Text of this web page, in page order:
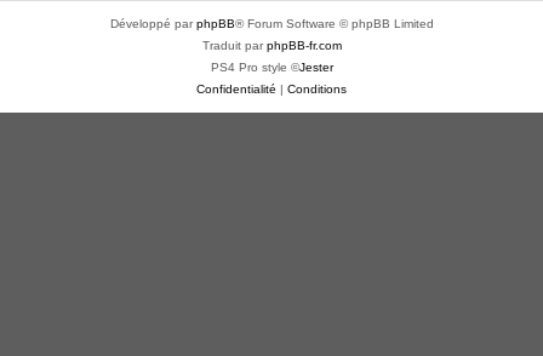
Développé parphpBB® Forum Software © phpBB Limited
Traduit parphpBB-fr.com
PS4 Pro style ©Jester
Confidentialité | Conditions